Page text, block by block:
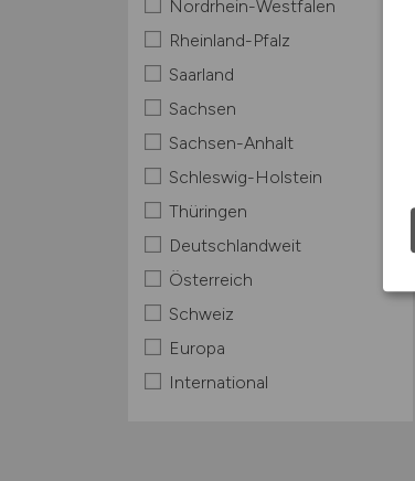
Nordrhein-Westfalen
Rheinland-Pfalz
Saarland
Sachsen
Sachsen-Anhalt
Schleswig-Holstein
Thüringen
Deutschlandweit
Österreich
Schweiz
Europa
International